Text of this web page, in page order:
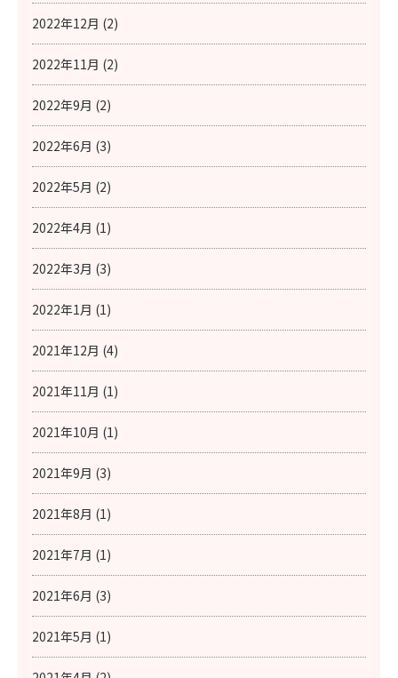
2022年12月 (2)
2022年11月 (2)
2022年9月 (2)
2022年6月 (3)
2022年5月 (2)
2022年4月 (1)
2022年3月 (3)
2022年1月 (1)
2021年12月 (4)
2021年11月 (1)
2021年10月 (1)
2021年9月 (3)
2021年8月 (1)
2021年7月 (1)
2021年6月 (3)
2021年5月 (1)